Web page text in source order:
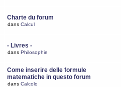
Charte du forum
dans Calcul
- Livres -
dans Philosophie
Come inserire delle formule
matematiche in questo forum
dans Calcolo